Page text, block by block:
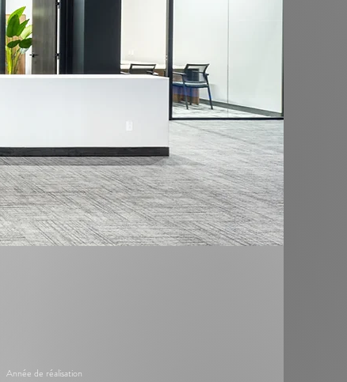
Année de réalisation